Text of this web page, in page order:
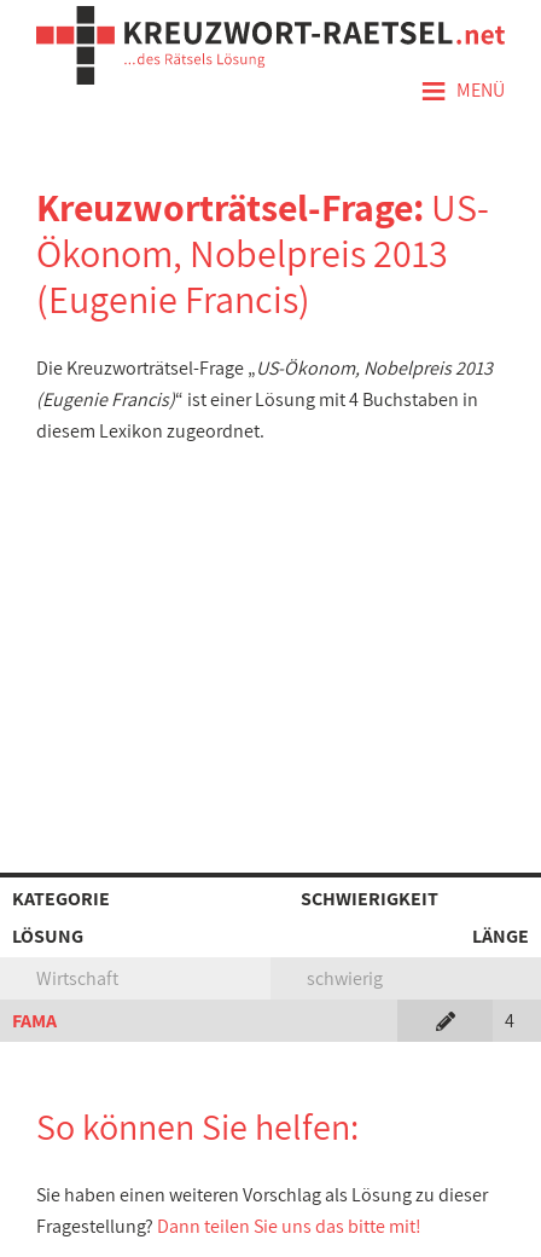
≡ MENÜ
Kreuzworträtsel-Frage: US-
Ökonom, Nobelpreis 2013
(Eugenie Francis)
Die Kreuzworträtsel-Frage „US-Ökonom, Nobelpreis 2013
(Eugenie Francis)“ ist einer Lösung mit 4 Buchstaben in
diesem Lexikon zugeordnet.
KATEGORIE
SCHWIERIGKEIT
LÖSUNG
LÄNGE
Wirtschaft
schwierig
FAMA
4
So können Sie helfen:
Sie haben einen weiteren Vorschlag als Lösung zu dieser
Fragestellung? Dann teilen Sie uns das bitte mit!